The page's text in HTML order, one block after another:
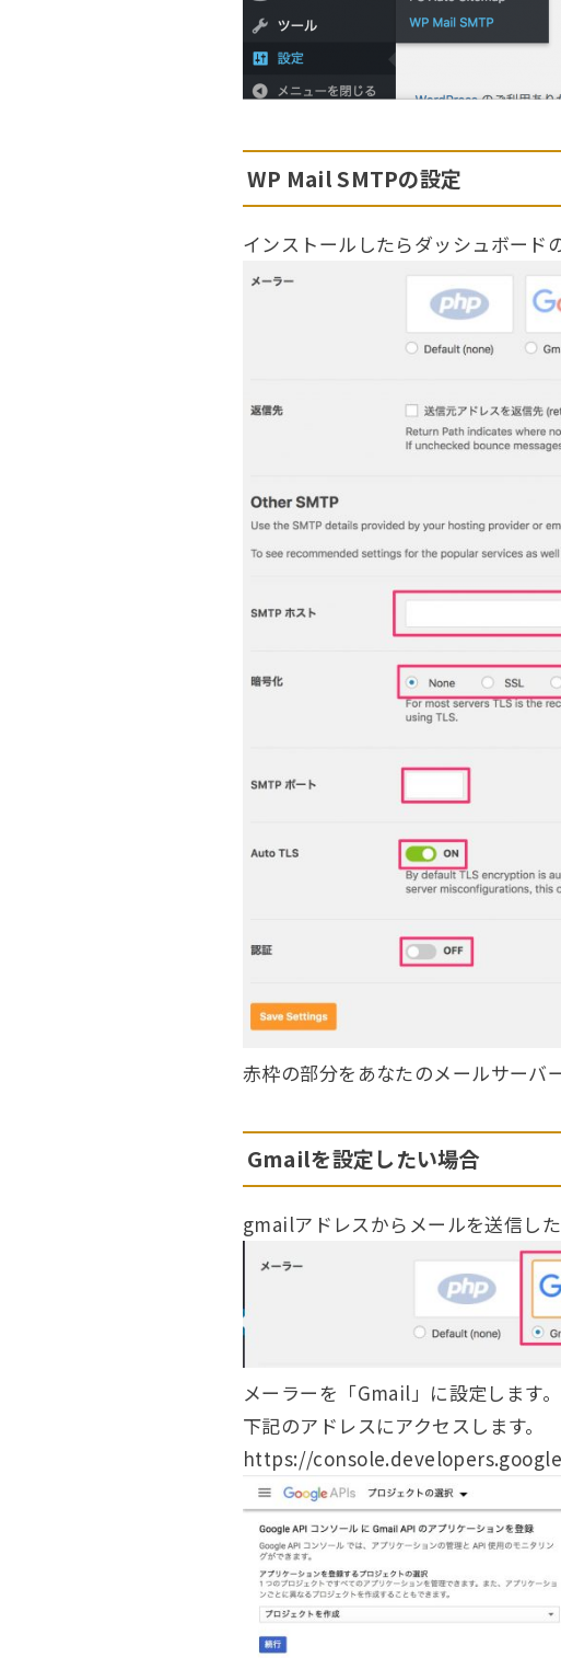
WP Mail SMTPの設定
インストールしたらダッシュボー
赤枠の部分をあなたのメールサーバ
Gmailを設定したい場合
gmailアドレスからメールを送信し
メーラーを「Gmail」に設定します。
下記のアドレスにアクセスします。
https://